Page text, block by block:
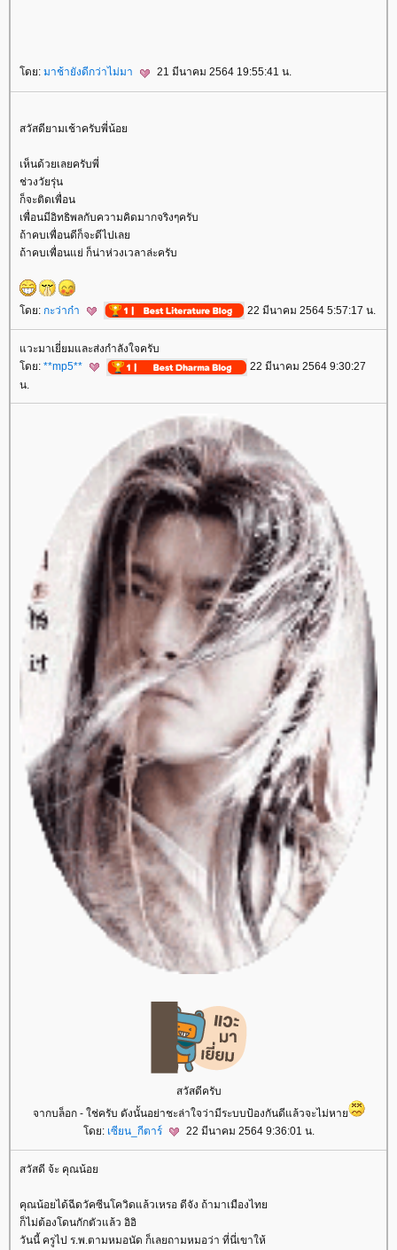
ดย: มาช้ายังดีกว่าไม่มา 21 มีนาคม 2564 19:55:41 น.
สวัสดียามเช้าครับพี่น้อ
เห็นด้วยเลยครับพี่
ช่วงวัยรุ่น
ก็จะติดเพื่อน
เพื่อนมีอิทธิพลกับความคิดมากจริงๆครับ
ถ้าคบเพื่อนดีก็จะดีไปเล
ถ้าคบเพื่อนแย่ ก็น่าห่วงเวลาล่ะครับ
ดย: กะว่าก๋า 22 มีนาคม 2564 5:57:17 น.
วะมาเยี่ยมและส่งกำลังใจครับ
ดย: **mp5**
22 มีนาคม 2564 9:30:27
น.
สวัสดีครับ
จากบล็อก - ใช่ครับ ดังนั้นอย่าชะล่าใจว่ามีระบบป้องกันดีแล้วจะไม่หา
ดย: เซียน_กีตาร์ 22 มีนาคม 2564 9:36:01 น.
สวัสดี จ้ะ คุณน้อ
คุณน้อยได้ฉีดวัคซีนโควิดแล้วเหรอ ดีจัง ถ้ามาเมืองไท
ก็ไม่ต้องโดนกักตัวแล้ว อิอิ
วันนี้ ครูไป ร.พ.ตามหมอนัด ก็เลยถามหมอว่า ที่นี่เขาให้